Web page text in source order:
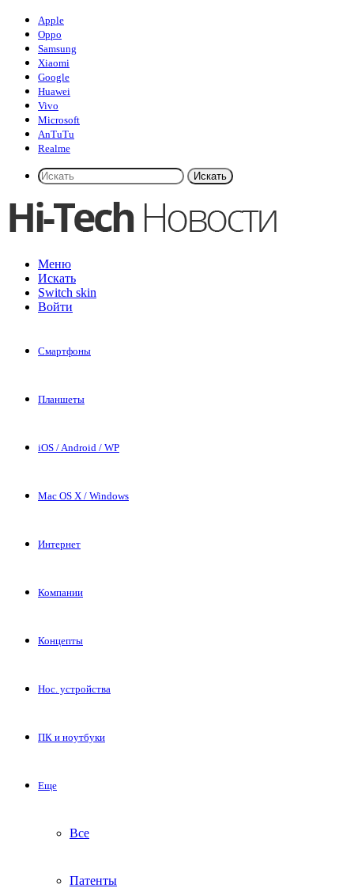
Apple
Oppo
Samsung
Xiaomi
Google
Huawei
Vivo
Microsoft
AnTuTu
Realme
Искать
Меню
Искать
Switch skin
Войти
Смартфоны
Планшеты
iOS / Android / WP
Mac OS X / Windows
Интернет
Компании
Концепты
Нос. устройства
ПК и ноутбуки
Еще
Все
Патенты